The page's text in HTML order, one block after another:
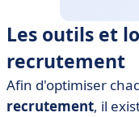
Les outils et
recrutement
Afin d'optimiser
recrutement, il